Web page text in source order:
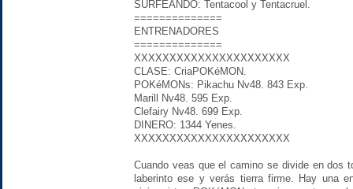
SURFEANDO: Tentacool y Tentacruel.
==============
ENTRENADORES
==============
XXXXXXXXXXXXXXXXXXXXXX
CLASE: CriaPOKéMON.
POKéMONs: Pikachu Nv48. 843 Exp.
Marill Nv48. 595 Exp.
Clefairy Nv48. 699 Exp.
DINERO: 1344 Yenes.
XXXXXXXXXXXXXXXXXXXXXX
Cuando veas que el camino se divide en dos
laberinto ese y verás tierra firme. Hay una